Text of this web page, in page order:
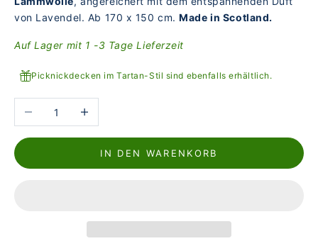
von Lavendel. Ab 170 x 150 cm.Made in Scotland.
Auf Lager mit 1 -3 Tage Lieferzeit
Picknickdecken im Tartan-Stil sind ebenfalls erhältlich.
Anzahl verringernAnzahl erhöhen
IN DEN WARENKORB